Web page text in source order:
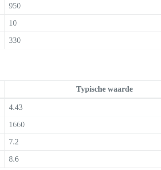
950
10
330
Typische waarde
4.43
1660
7.2
8.6